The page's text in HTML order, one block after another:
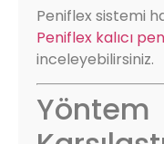
Peniflex sistemi
Peniflex kalıcı
inceleyebilirsiniz.
Yöntem